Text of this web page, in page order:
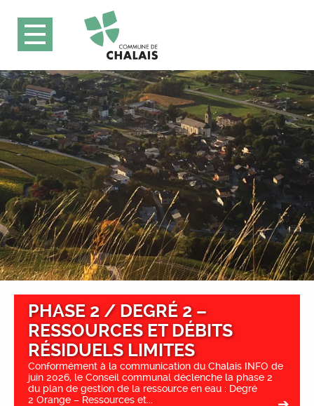
PHASE 2 / DEGRÉ 2 –
RESSOURCES ET DÉBITS
RÉSIDUELS LIMITES
Conformément à la communication du Chalais INFO de
juin 2026, le Conseil communal déclenche la phase 2
du plan de gestion de la ressource en eau : Degré
2 Orange – Ressources et...